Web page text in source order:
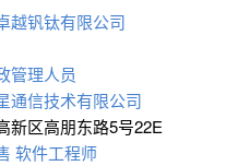
越钒钛有限公司
管理人员
通信技术有限公司
新区高朋东路5号22E
软件工程师